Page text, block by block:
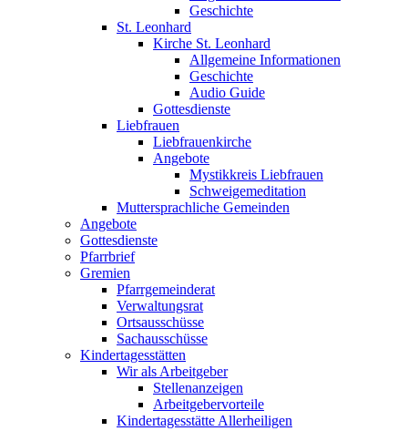
Geschichte
St. Leonhard
Kirche St. Leonhard
Allgemeine Informationen
Geschichte
Audio Guide
Gottesdienste
Liebfrauen
Liebfrauenkirche
Angebote
Mystikkreis Liebfrauen
Schweigemeditation
Muttersprachliche Gemeinden
Angebote
Gottesdienste
Pfarrbrief
Gremien
Pfarrgemeinderat
Verwaltungsrat
Ortsausschüsse
Sachausschüsse
Kindertagesstätten
Wir als Arbeitgeber
Stellenanzeigen
Arbeitgebervorteile
Kindertagesstätte Allerheiligen